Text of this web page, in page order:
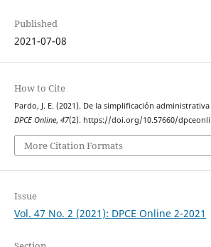
Published
2021-07-08
How to Cite
Pardo, J. E. (2021). De la simplificación
DPCE Online, 47(2). https://doi.org/10.57660/
More Citation Formats
Issue
Vol. 47 No. 2 (2021): DPCE Online 2-2021